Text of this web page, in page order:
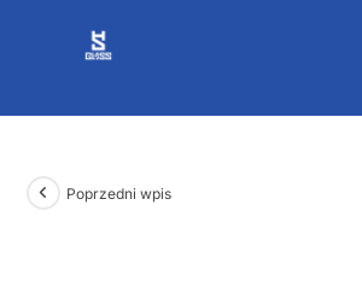
Poprzedni wpis